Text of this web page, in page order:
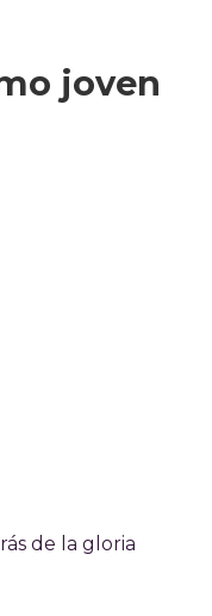
joven
de la gloria